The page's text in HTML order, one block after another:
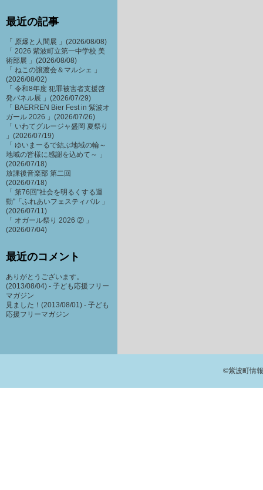
最近の記事
「 原爆と人間展 」(2026/08/08)
「 2026 紫波町立第一中学校 美
術部展 」(2026/08/08)
「 ねこの譲渡会＆マルシェ 」
(2026/08/02)
「 令和8年度 犯罪被害者支援啓
発パネル展 」(2026/07/29)
「 BAERREN Bier Fest in 紫波オ
ガール 2026 」(2026/07/26)
「 いわてグルージャ盛岡 夏祭り
」(2026/07/19)
「 ゆいまーるで結ぶ地域の輪～
地域の皆様に感謝を込めて～ 」
(2026/07/18)
放課後音楽部 第二回
(2026/07/18)
「 第76回"社会を明るくする運
動"「ふれあいフェスティバル 」
(2026/07/11)
「 オガール祭り 2026 ② 」
(2026/07/04)
最近のコメント
ありがとうございます。
(2013/08/04) - 子ども応援フリー
マガジン
見ました！(2013/08/01) - 子ども
応援フリーマガジン
©紫波町情